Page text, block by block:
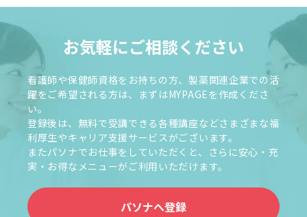
お気軽にご相談ください
看護師や保健師資格をお持ちの方、製薬関連企業での活
躍をご希望される方は、まずはMYPAGEを作成くださ
い。
登録後は、無料で受講できる各種講座などさまざまな福
利厚生やキャリア支援サービスがございます。
またパソナでお仕事をしていただくと、さらに安心・充
実・お得なメニューがご利用いただけます。
パソナへ登録